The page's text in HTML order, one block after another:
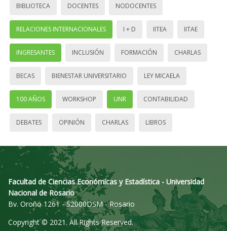
BIBLIOTECA DOCENTES NODOCENTES
RELACIONES INTERNACIONALES I + D IITEA IITAE
INGRESANTES INCLUSIÓN FORMACIÓN CHARLAS
BECAS BIENESTAR UNIVERSITARIO LEY MICAELA
100 AÑOS WORKSHOP UNR CONTABILIDAD
DEBATES OPINIÓN CHARLAS LIBROS
Facultad de Ciencias Económicas y Estadística - Universidad
Nacional de Rosario
Bv. Oroño 1261 - S2000DSM - Rosario
Copyright © 2021. All Rights Reserved.